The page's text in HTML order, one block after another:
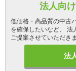
法人向
低価格・高品質の中古
を確保したいなど、 法
ご提案させていただき
法